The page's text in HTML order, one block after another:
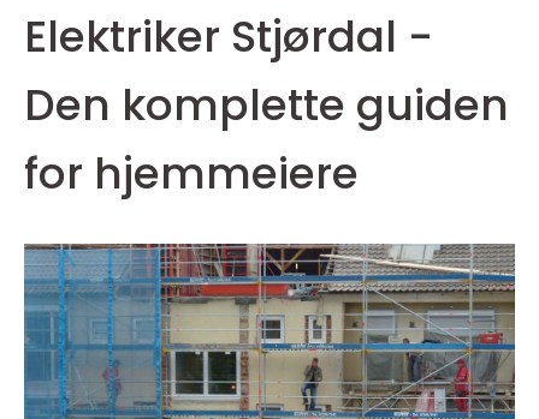
Elektriker Stjørdal -
Den komplette guiden
for hjemmeiere